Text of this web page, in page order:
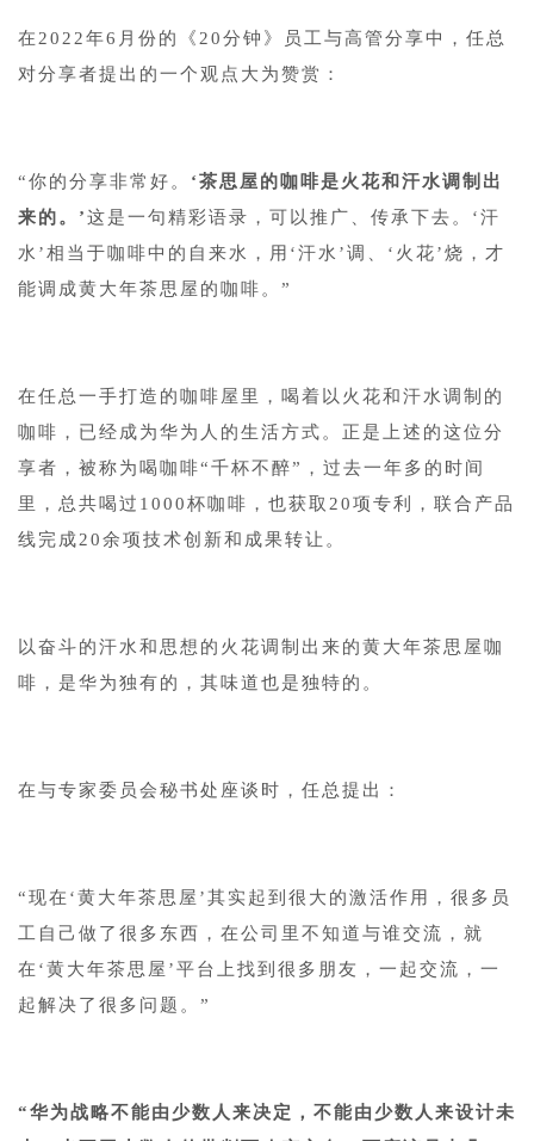
在2022年6月份的《20分钟》员工与高管分享中，任总
对分享者提出的一个观点大为赞赏：
“你的分享非常好。 ‘茶思屋的咖啡是火花和汗水调制出
来的。’这是一句精彩语录，可以推广、传承下去。‘汗
水’相当于咖啡中的自来水，用‘汗水’调、‘火花’烧，才
能调成黄大年茶思屋的咖啡。”
在任总一手打造的咖啡屋里，喝着以火花和汗水调制的
咖啡，已经成为华为人的生活方式。正是上述的这位分
享者，被称为喝咖啡“千杯不醉”，过去一年多的时间
里，总共喝过1000杯咖啡，也获取20项专利，联合产品
线完成20余项技术创新和成果转让。
以奋斗的汗水和思想的火花调制出来的黄大年茶思屋咖
啡，是华为独有的，其味道也是独特的。
在与专家委员会秘书处座谈时，任总提出：
“现在‘黄大年茶思屋’其实起到很大的激活作用，很多员
工自己做了很多东西，在公司里不知道与谁交流，就
在‘黄大年茶思屋’平台上找到很多朋友，一起交流，一
起解决了很多问题。”
“华为战略不能由少数人来决定，不能由少数人来设计未